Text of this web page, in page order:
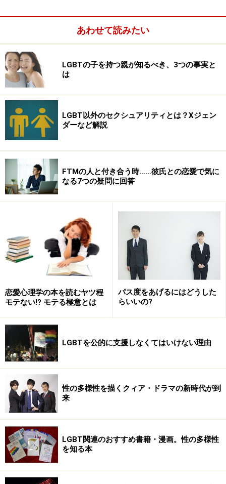
て夜は二丁目に戻ったというツワモノもいたほどです）
催されるクラブパーティがスゴい（盛り上がりすぎる）
と評判で、こちらがメインだったという人も多かったハ
ズ。また、クラブに行かない人も、西門という街の巨大
なゲイバー街（何百人もの人であふれています）で呑ん
だり、温泉に行ったり、ちょっとエッチなところ（SEXY
ZONE）に行ったり、いろんな楽しみ方ができるので
す。台湾の人が日本人フレンドリーってことも大きいと
思います。現地で友達ができたり、つきあったりという
人もけっこういます。
一言で言うと、僕らにとって、台湾は「楽園」なんです
ね。日頃の憂さを晴らし、ゆったりのんびりくつろげる
南国の街。あるいは思いっきりハジけたり、アバンチュ
ールを期待できたり、お楽しみがいっぱいなゲイシー
ン。ゲイらしく、自分らしくいられて、ココロとカラダ
を解放できる、そういう場所なのです。
台湾だけでなく、沖縄とかタイとかもそうでしょうけ
ど、僕らはそんな「楽園」を求めて旅に出るんだと思い
ます。今回は、「楽園を求めて」という記事をお届けし
ます。
※記事内容は執筆時点のものです。最新の内容をご確認くださ
い。
1/4 次のページへ
あわせて読みたい
LGBTの子を持つ親が知るべき、3つの事実と
は
LGBT以外のセクシュアリティとは？Xジェン
ダーなど解説
FTMの人と付き合う時……彼氏との恋愛で気に
なる7つの疑問に回答
恋愛心理学の本を読むヤツ程
モテない!? モテる極意とは
パス度をあげるにはどうした
らいいの?
LGBTを公的に支援しなくてはいけない理由
性の多様性を描くクィア・ドラマの新時代が到
来
LGBT関連のおすすめ書籍・漫画。性の多様性
を知る本